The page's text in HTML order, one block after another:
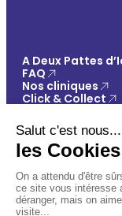
A Deux Pattes
FAQ
Nos cliniques
Click & Collect
Vos avantages
Conseils